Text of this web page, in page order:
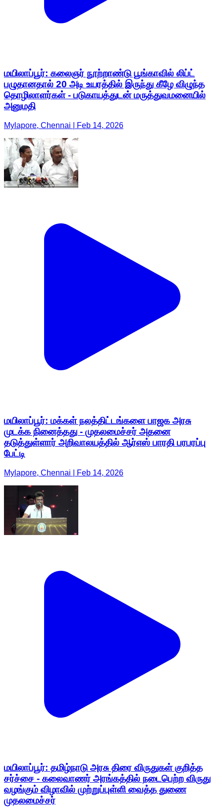
மயிலாப்பூர்: கலைஞர் நூற்றாண்டு பூங்காவில் லிப்ட்
பழுதானதால் 20 அடி உயரத்தில் இருந்து கீழே விழுந்த
தொழிலாளர்கள் - படுகாயத்துடன் மருத்துவமனையில்
அனுமதி
Mylapore, Chennai | Feb 14, 2026
மயிலாப்பூர்: மக்கள் நலத்திட்டங்களை பாஜக அரசு
முடக்க நினைத்தது - முதலமைச்சர் அதனை
தடுத்துள்ளார் அறிவாலயத்தில் ஆர்எஸ் பாரதி பரபரப்பு
பேட்டி
Mylapore, Chennai | Feb 14, 2026
மயிலாப்பூர்: தமிழ்நாடு அரசு திரை விருதுகள் குறித்த
சர்ச்சை - கலைவாணர் அரங்கத்தில் நடைபெற்ற விருது
வழங்கும் விழாவில் முற்றுப்புள்ளி வைத்த துணை
முதலமைச்சர்